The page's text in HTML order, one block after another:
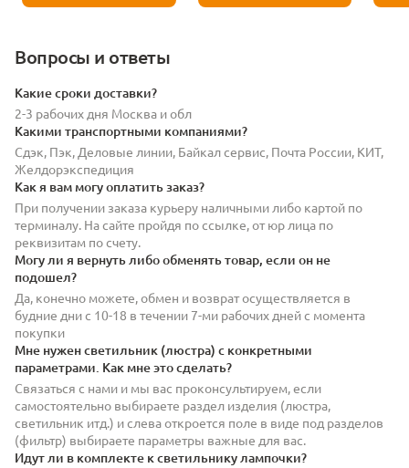
Вопросы и ответы
Какие сроки доставки?
2-3 рабочих дня Москва и обл
Какими транспортными компаниями?
Сдэк, Пэк, Деловые линии, Байкал сервис, Почта России, КИТ,
Желдорэкспедиция
Как я вам могу оплатить заказ?
При получении заказа курьеру наличными либо картой по
терминалу. На сайте пройдя по ссылке, от юр лица по
реквизитам по счету.
Могу ли я вернуть либо обменять товар, если он не
подошел?
Да, конечно можете, обмен и возврат осуществляется в
будние дни с 10-18 в течении 7-ми рабочих дней с момента
покупки
Мне нужен светильник (люстра) с конкретными
параметрами. Как мне это сделать?
Связаться с нами и мы вас проконсультируем, если
самостоятельно выбираете раздел изделия (люстра,
светильник итд.) и слева откроется поле в виде под разделов
(фильтр) выбираете параметры важные для вас.
Идут ли в комплекте к светильнику лампочки?